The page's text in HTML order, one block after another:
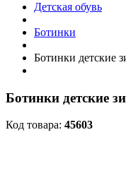
Детская обувь
Ботинки
Ботинки детские
Ботинки детские
Код товара: 45603